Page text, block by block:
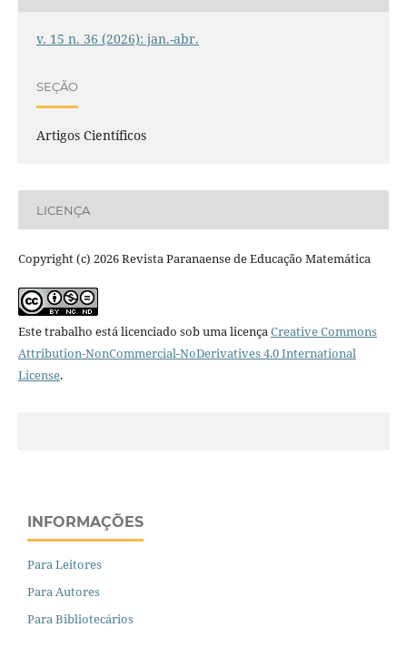
v. 15 n. 36 (2026): jan.-abr.
SEÇÃO
Artigos Científicos
LICENÇA
Copyright (c) 2026 Revista Paranaense de Educação Matemática
Este trabalho está licenciado sob uma licençaCreative Commons
Attribution-NonCommercial-NoDerivatives 4.0 International
License.
INFORMAÇÕES
Para Leitores
Para Autores
Para Bibliotecários